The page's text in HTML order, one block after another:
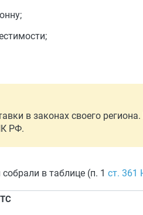
в законах своего
РФ.
в таблице (п. 1 ст. 361